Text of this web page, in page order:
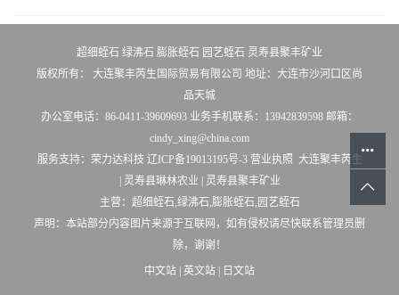
超细蛭石 绿沸石 膨胀蛭石 园艺蛭石 灵寿县聚丰矿业
版权所有： 大连聚丰芮生国际贸易有限公司 地址：大连市沙河口区尚
品天城
办公室电话：86-0411-39609693 业务手机联系：13942839598 邮箱：
cindy_xing@china.com
服务支持： 荣力达科技 辽ICP备19013195号-3 营业执照 大连聚丰芮生
灵寿县琳林农业|
灵寿县聚丰矿业
主营：超细蛭石,绿沸石,膨胀蛭石,园艺蛭石
声明：本站部分内容图片来源于互联网，如有侵权请尽快联系管理员删
除，谢谢！
中文站 英文站 日文站